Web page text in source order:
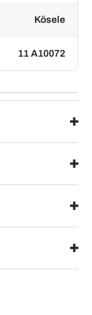
Kösele
11 A10072